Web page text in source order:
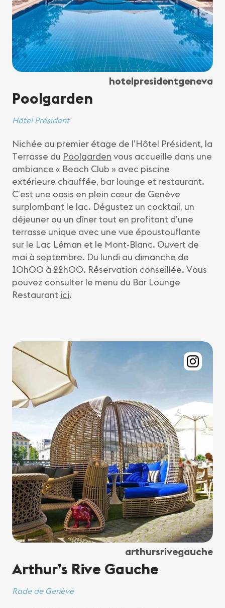
hotelpresidentgeneva
Poolgarden
Hôtel Président
Nichée au premier étage de l’Hôtel Président, la
Terrasse du Poolgarden vous accueille dans une
ambiance « Beach Club » avec piscine
extérieure chauffée, bar lounge et restaurant.
C’est une oasis en plein cœur de Genève
surplombant le lac. Dégustez un cocktail, un
déjeuner ou un dîner tout en profitant d’une
terrasse unique avec une vue époustouflante
sur le Lac Léman et le Mont-Blanc. Ouvert de
mai à septembre. Du lundi au dimanche de
10h00 à 22h00. Réservation conseillée. Vous
pouvez consulter le menu du Bar Lounge
Restaurant ici.
arthursrivegauche
Arthur’s Rive Gauche
Rade de Genève